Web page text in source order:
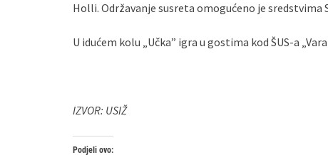
Holli. Održavanje susreta omogućeno je sredstvima
U idućem kolu „Učka” igra u gostima kod ŠUS-a
IZVOR: USIŽ
Podjeli ovo: